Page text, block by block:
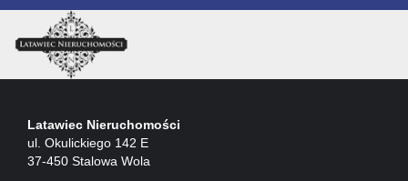
Latawiec Nieruchomości
ul. Okulickiego 142 E
37-450 Stalowa Wola